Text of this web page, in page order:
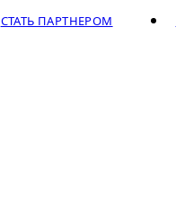
СТАТЬ ПАРТНЕРОМ